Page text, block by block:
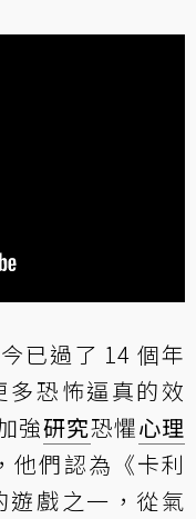
已過了 14 個年
恐怖逼真的效
強研究恐懼心理
他們認為《卡利
戲之一，從氣